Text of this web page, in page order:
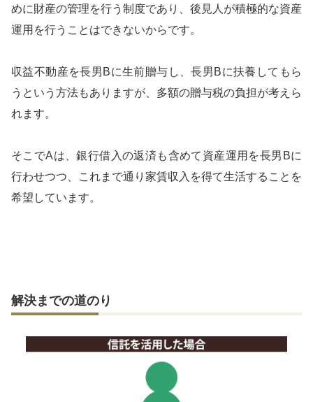
めに財産の管理を行う制度であり、後見人が積極的な資産
運用を行うことはできないからです。
収益不動産を長男Bに生前贈与し、長男Bに扶養してもら
うという方法もありますが、多額の贈与税の負担が考えら
れます。
そこでAは、銀行借入の返済も含めて資産運用を長男Bに
行わせつつ、これまで通り家賃収入を得て生活することを
希望しています。
解決までの道のり